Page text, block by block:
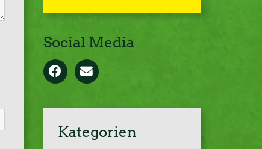
Social Media
Kategorien